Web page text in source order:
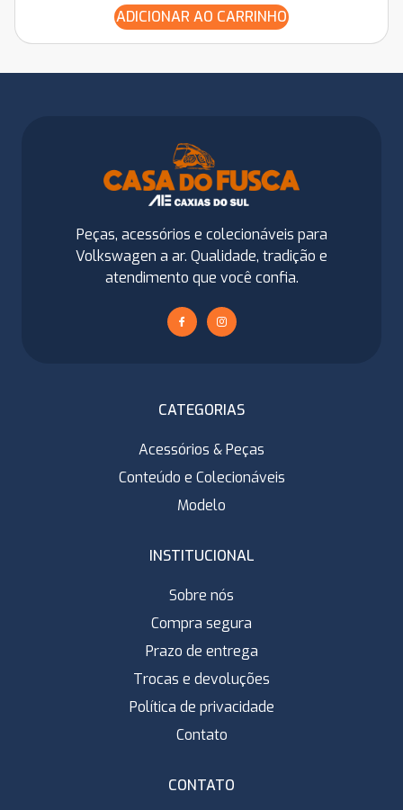
ADICIONAR AO CARRINHO
Peças, acessórios e colecionáveis para
Volkswagen a ar. Qualidade, tradição e
atendimento que você confia.
CATEGORIAS
Acessórios & Peças
Conteúdo e Colecionáveis
Modelo
INSTITUCIONAL
Sobre nós
Compra segura
Prazo de entrega
Trocas e devoluções
Política de privacidade
Contato
CONTATO